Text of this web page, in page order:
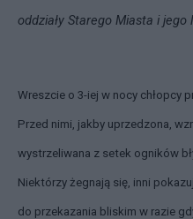
oddziały Starego Miasta i jego
Wreszcie o 3-iej w nocy chłopcy
Przed nimi, jakby uprzedzona,
wystrzeliwana z setek ogników
Niektórzy żegnają się, inni
do przekazania bliskim w razie